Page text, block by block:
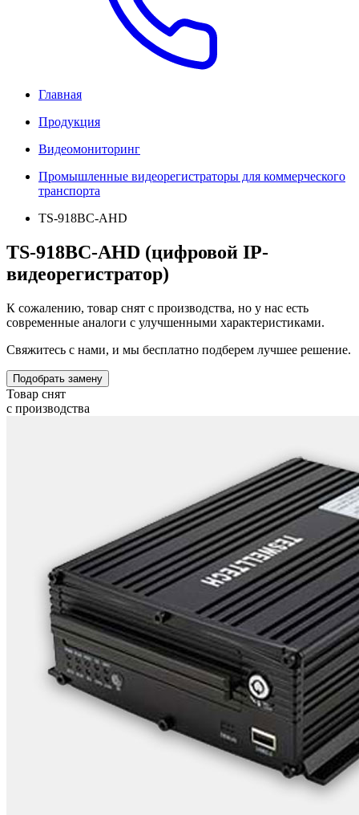
Главная
Продукция
Видеомониторинг
Промышленные видеорегистраторы для коммерческого
транспорта
TS-918BC-AHD
TS-918BC-AHD (цифровой IP-
видеорегистратор)
К сожалению, товар снят с производства, но у нас есть
современные аналоги с улучшенными характеристиками.
Свяжитесь с нами, и мы бесплатно подберем лучшее решение.
Подобрать замену
Товар снят
с производства